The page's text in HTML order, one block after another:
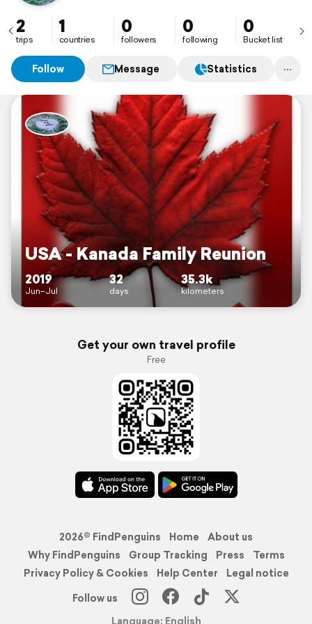
habe 2 Kinder und bereits 5 Enkelkinder.
Ich reise gern. Bevorzugt in die USA und nach Mexico.
2
trips
1
countries
0
followers
0
following
0
Bucket list
Follow Message Statistics
USA - Kanada Family Reunion
2019
Jun–Jul
32
days
35.3k
kilometers
Get your own travel profile
Free
2026© FindPenguins Home
About us
Why FindPenguins
Group Tracking Press
Terms
Privacy Policy & Cookies
Help Center
Legal notice
Follow us